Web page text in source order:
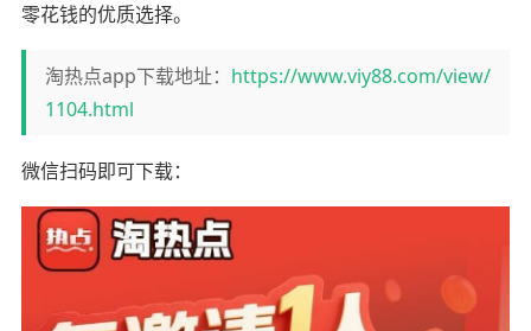
零花钱的优质选择。
淘热点app下载地址： https://www.viy88.com/view/
1104.html
微信扫码即可下载：